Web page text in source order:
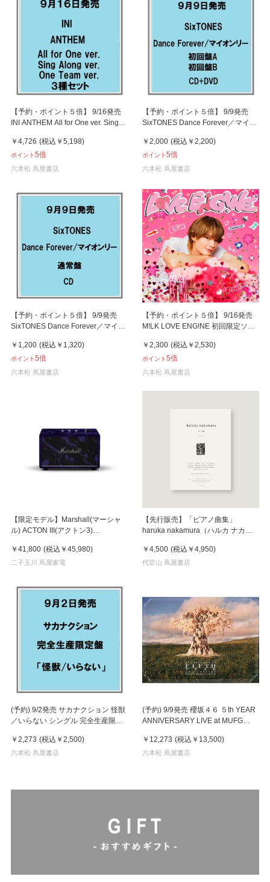
【予約・ポイント５倍】 9/16発売
INI ANTHEM All for One ver. Sing
ト シングル
￥4,726 (税込 ￥5,198)
ポイント5倍
六本松 蔦屋書店
【予約・ポイント５倍】 9/9発売
SixTONES Dance Forever／マイオ
ングル
￥2,000 (税込 ￥2,200)
ポイント5倍
六本松 蔦屋書店
【予約・ポイント５倍】 9/9発売
SixTONES Dance Forever／マイオ
￥1,200 (税込 ￥1,320)
ポイント5倍
六本松 蔦屋書店
【予約・ポイント５倍】 9/16発売
M!LK LOVE ENG!NE 初回限定ソロ
￥2,300 (税込 ￥2,530)
ポイント5倍
六本松 蔦屋書店
【限定モデル】Marshall(マーシャ
ル) ACTON III(アクトン3)
年アニバーサリーエディション ス
ピーカー
￥41,800 (税込 ￥45,980)
二子玉川 蔦屋家電
【先行販売】「ピアノ曲集」
haruka nakamura（ハルカ ナカム
￥4,500 (税込 ￥4,950)
代官山 蔦屋書店
(予約) 9/2発売 サカナクション 怪獣
／いらない シングル 完全生産限定
￥2,273 (税込 ￥2,500)
六本松 蔦屋書店
(予約) 9/9発売 櫻坂４６ ５th YEAR
ANNIVERSARY LIVE at MUFG
￥12,273 (税込 ￥13,500)
六本松 蔦屋書店